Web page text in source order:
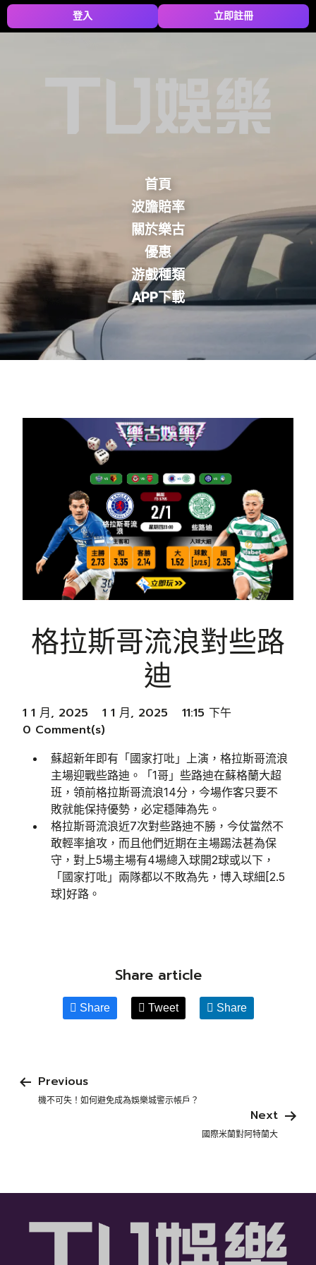
登入 立即註冊
首頁
波膽賠率
關於樂古
優惠
游戲種類
APP下載
格拉斯哥流浪對些路
迪
1 1 月, 2025 1 1 月, 2025
11:15 下午
0 Comment(s)
蘇超新年即有「國家打吡」上演，格拉斯哥流浪
主場迎戰些路迪。「1哥」些路迪在蘇格蘭大超
班，領前格拉斯哥流浪14分，今場作客只要不
敗就能保持優勢，必定穩陣為先。
格拉斯哥流浪近7次對些路迪不勝，今仗當然不
敢輕率搶攻，而且他們近期在主場踢法甚為保
守，對上5場主場有4場總入球開2球或以下，
「國家打吡」兩隊都以不敗為先，博入球細[2.5
球]好路。
Share article
Share Tweet Share
Previous
機不可失！如何避免成為娛樂城警示帳戶？
Next
國際米蘭對阿特蘭大